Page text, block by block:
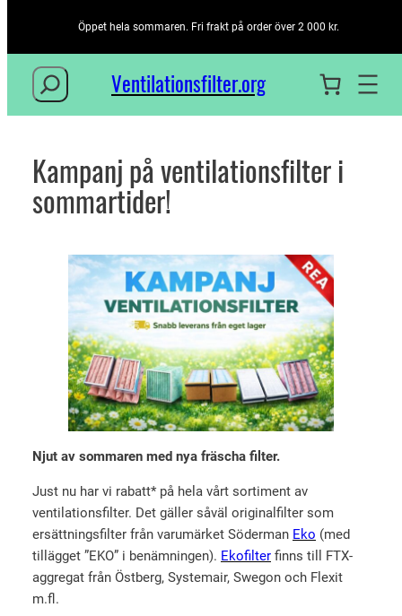
Hoppa
innehåll
Öppet hela sommaren. Fri frakt på order över 2 000 kr.
Sök Ventilationsfilter­.org
Kampanj på ventilationsfilter i
sommartider!
Njut av sommaren med nya fräscha filter.
Just nu har vi rabatt* på hela vårt sortiment av
ventilationsfilter. Det gäller såväl originalfilter som
ersättningsfilter från varumärket Söderman Eko (med
tillägget ”EKO” i benämningen). Ekofilter finns till FTX-
aggregat från Östberg, Systemair, Swegon och Flexit
m.fl.